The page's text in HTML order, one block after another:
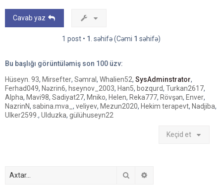
Cavab yaz
1 post • 1 . səhifə (Cəmi 1 səhifə)
Bu başlığı görüntüləmiş son 100 üzv:
Hüseyn. 93, Mirsefter, Səmral, Whalien52, SysAdminstrator,
Ferhad049, Nəzrin6, hseynov_2003, Han5, bozqurd, Turkan2617,
Alpha, Mavi98, Sadiyat27, Mniko, Helen, Reka777, Rövşən, Enver,
NazrinN, sabina.mva_ , veliyev, Mezun2020, Hekim terapevt, Nadjiba,
Ulker2599. , Ulduzka, gülühuseyn22
Keçid et
Axtar